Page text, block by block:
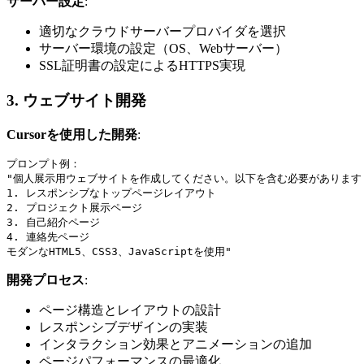
適切なクラウドサーバープロバイダを選択
サーバー環境の設定（OS、Webサーバー）
SSL証明書の設定によるHTTPS実現
3. ウェブサイト開発
Cursorを使用した開発:
プロンプト例：
"個人展示用ウェブサイトを作成してください。以下を含む必要があります
1. レスポンシブなトップページレイアウト
2. プロジェクト展示ページ
3. 自己紹介ページ
4. 連絡先ページ
開発プロセス:
ページ構造とレイアウトの設計
レスポンシブデザインの実装
インタラクション効果とアニメーションの追加
ページパフォーマンスの最適化